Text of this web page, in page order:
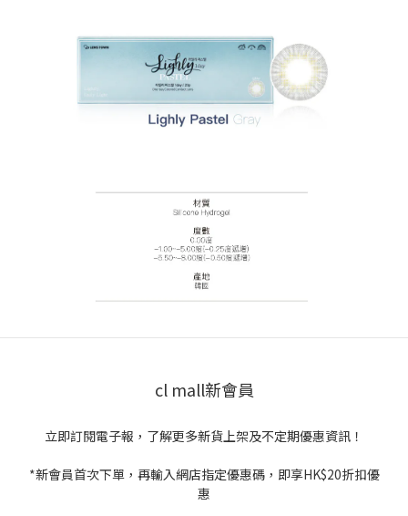
cl mall新會員
立即訂閱電子報，了解更多新貨上架及不定期優惠資訊！
*新會員首次下單，再輸入網店指定優惠碼，即享HK$20折扣優
惠